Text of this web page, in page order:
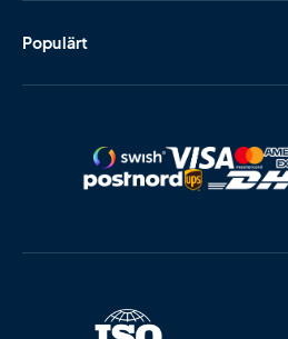
Populärt